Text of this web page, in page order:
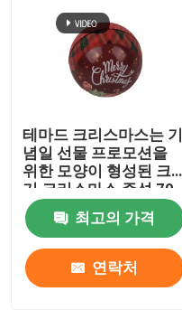
테마드 크리스마스는 기
념일 선물 프로모션을
위한 모양이 형성된 크
기 크리스마스 주석 70
밀리미터 Dia를 둥글게
만듭니다최고의 가격
연락처